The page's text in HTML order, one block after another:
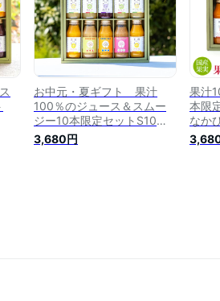
お中元・夏ギフト 果汁
100％のジュース＆スムー
ジー10本限定セットS10送
料無料 果汁100％ なかひら
農場 製造直販【御中元】
3,680円
果汁
本
なか
果汁